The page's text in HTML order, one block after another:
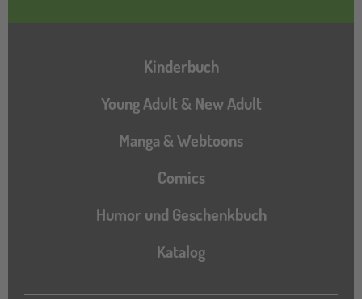
Hauptnavigation
Kinderbuch
Young Adult & New Adult
Manga & Webtoons
Comics
Humor und Geschenkbuch
Katalog
Katalog